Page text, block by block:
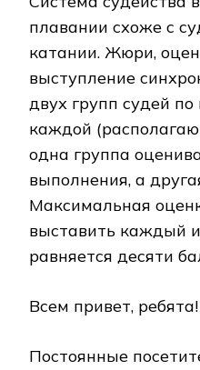
плавании схоже с
катании. Жюри,
выступление
двух групп судей по
каждой
одна группа
выполнения, а
Максимальная
выставить каждый
равняется десяти
Всем привет, ребята!
Постоянные